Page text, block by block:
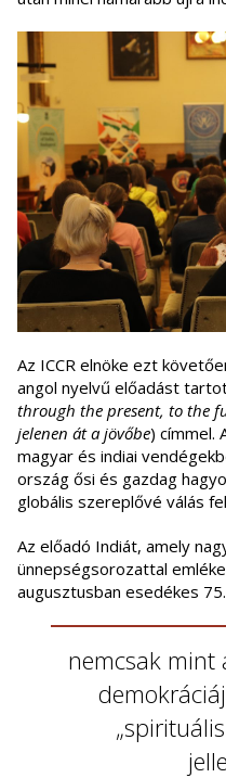
Az ICCR elnöke ezt
angol nyelvű előadást
through the present, to the
jelenen át a jövőbe) címmel.
magyar és indiai
ország ősi és gazdag
globális szereplővé válás
Az előadó Indiát, amely
ünnepségsorozattal
augusztusban esedékes
nemcsak mint